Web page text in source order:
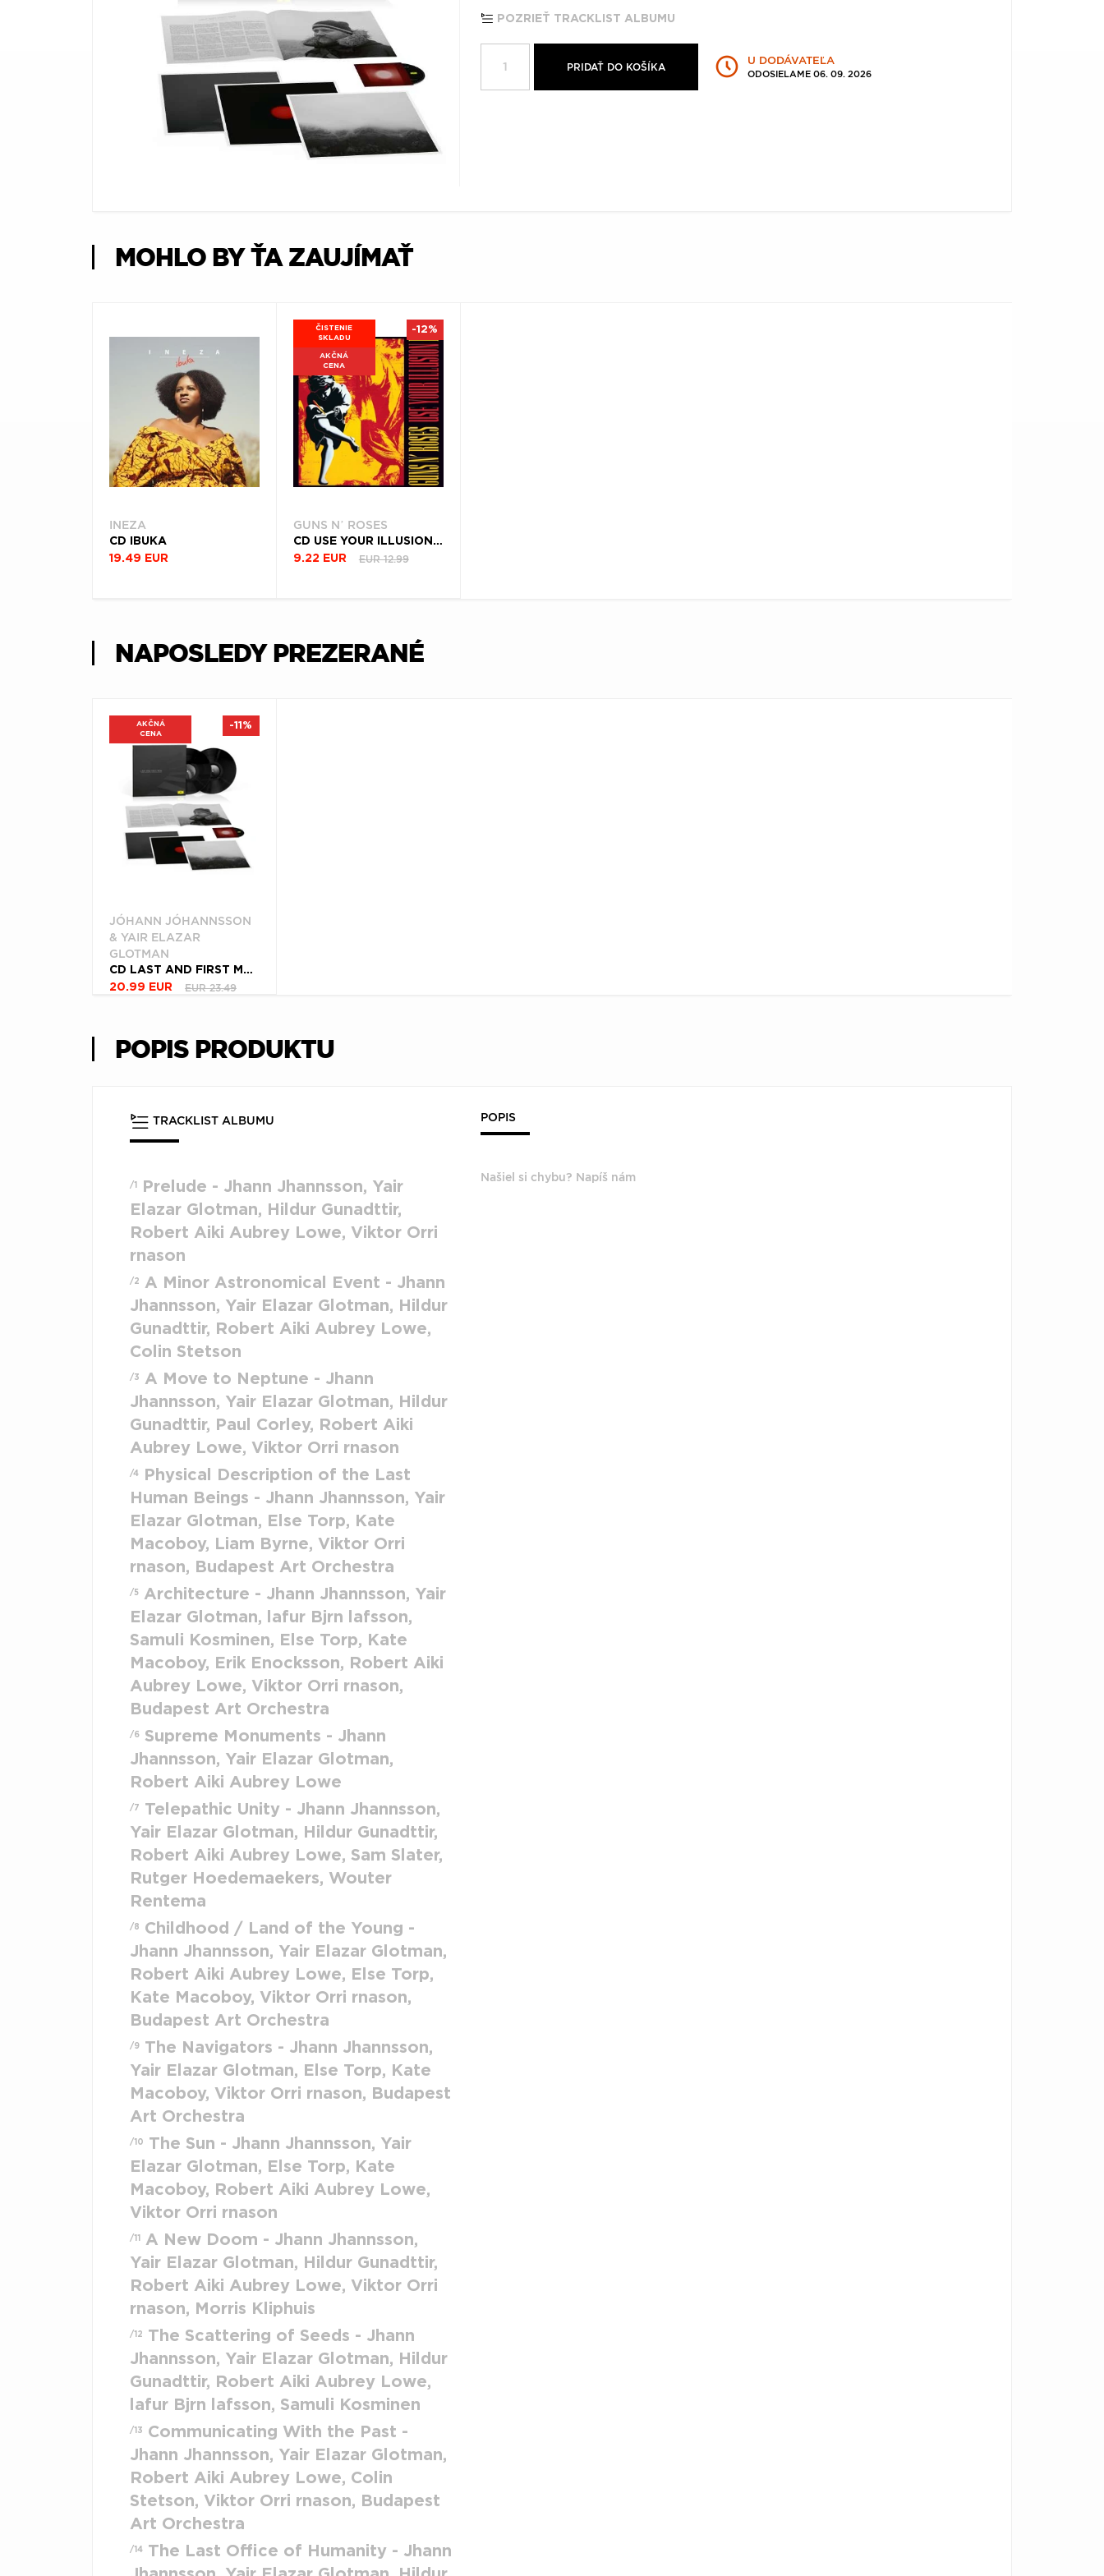
POZRIEŤ TRACKLIST ALBUMU
PRIDAŤ DO KOŠÍKA
U DODÁVATEĽA
ODOSIELAME 06. 09. 2026
MOHLO BY ŤA ZAUJÍMAŤ
INEZA
CD IBUKA
19.49 EUR
ČISTENIE
SKLADU
AKČNÁ
CENA
GUNS N’ ROSES
CD USE YOUR ILLUSION I (REMASTERED EDITION)
9.22 EUR
EUR 12.99
-12%
NAPOSLEDY PREZERANÉ
AKČNÁ
CENA
JÓHANN JÓHANNSSON
& YAIR ELAZAR
GLOTMAN
CD LAST AND FIRST MEN
20.99 EUR
EUR 23.49
-11%
POPIS PRODUKTU
TRACKLIST ALBUMU
/1
Prelude - Jhann Jhannsson, Yair
Elazar Glotman, Hildur Gunadttir,
Robert Aiki Aubrey Lowe, Viktor Orri
rnason
/2
A Minor Astronomical Event - Jhann
Jhannsson, Yair Elazar Glotman, Hildur
Gunadttir, Robert Aiki Aubrey Lowe,
Colin Stetson
/3
A Move to Neptune - Jhann
Jhannsson, Yair Elazar Glotman, Hildur
Gunadttir, Paul Corley, Robert Aiki
Aubrey Lowe, Viktor Orri rnason
/4
Physical Description of the Last
Human Beings - Jhann Jhannsson, Yair
Elazar Glotman, Else Torp, Kate
Macoboy, Liam Byrne, Viktor Orri
rnason, Budapest Art Orchestra
/5
Architecture - Jhann Jhannsson, Yair
Elazar Glotman, lafur Bjrn lafsson,
Samuli Kosminen, Else Torp, Kate
Macoboy, Erik Enocksson, Robert Aiki
Aubrey Lowe, Viktor Orri rnason,
Budapest Art Orchestra
/6
Supreme Monuments - Jhann
Jhannsson, Yair Elazar Glotman,
Robert Aiki Aubrey Lowe
/7
Telepathic Unity - Jhann Jhannsson,
Yair Elazar Glotman, Hildur Gunadttir,
Robert Aiki Aubrey Lowe, Sam Slater,
Rutger Hoedemaekers, Wouter
Rentema
/8
Childhood / Land of the Young -
Jhann Jhannsson, Yair Elazar Glotman,
Robert Aiki Aubrey Lowe, Else Torp,
Kate Macoboy, Viktor Orri rnason,
Budapest Art Orchestra
/9
The Navigators - Jhann Jhannsson,
Yair Elazar Glotman, Else Torp, Kate
Macoboy, Viktor Orri rnason, Budapest
Art Orchestra
/10
The Sun - Jhann Jhannsson, Yair
Elazar Glotman, Else Torp, Kate
Macoboy, Robert Aiki Aubrey Lowe,
Viktor Orri rnason
/11
A New Doom - Jhann Jhannsson,
Yair Elazar Glotman, Hildur Gunadttir,
Robert Aiki Aubrey Lowe, Viktor Orri
rnason, Morris Kliphuis
/12
The Scattering of Seeds - Jhann
Jhannsson, Yair Elazar Glotman, Hildur
Gunadttir, Robert Aiki Aubrey Lowe,
lafur Bjrn lafsson, Samuli Kosminen
/13
Communicating With the Past -
Jhann Jhannsson, Yair Elazar Glotman,
Robert Aiki Aubrey Lowe, Colin
Stetson, Viktor Orri rnason, Budapest
Art Orchestra
/14
The Last Office of Humanity - Jhann
POPIS
Našiel si chybu? Napíš nám